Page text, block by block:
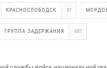
КРАСНОСЛОБОДСК 91
ГРУППА ЗАДЕРЖАНИЯ 681